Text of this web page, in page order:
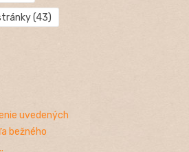
(43)
uvedených
bežného